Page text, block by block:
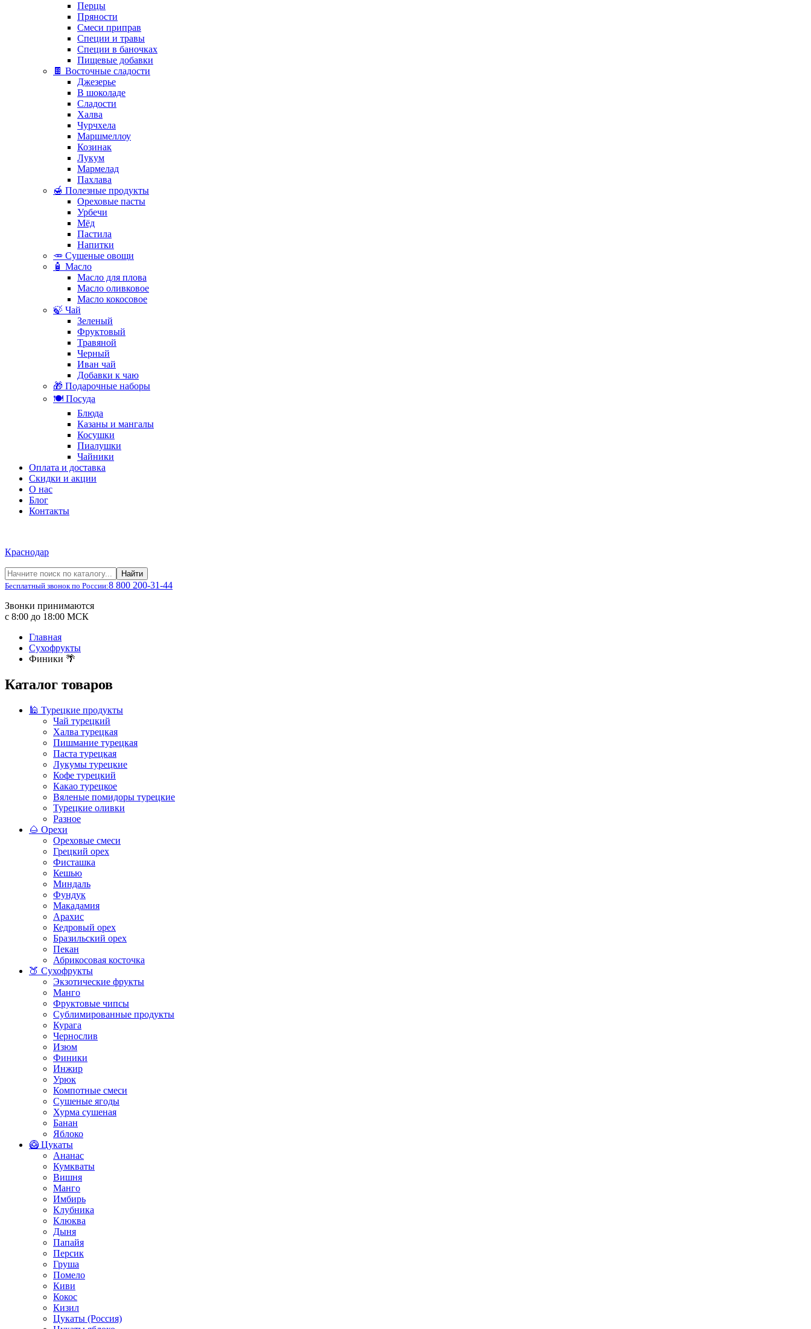
Перцы
Пряности
Смеси приправ
Специи и травы
Специи в баночках
Пищевые добавки
🍫 Восточные сладости
Джезерье
В шоколаде
Сладости
Халва
Чурчхела
Маршмеллоу
Козинак
Лукум
Мармелад
Пахлава
🍯 Полезные продукты
Ореховые пасты
Урбечи
Мёд
Пастила
Напитки
🥕 Сушеные овощи
🧴 Масло
Масло для плова
Масло оливковое
Масло кокосовое
🍃 Чай
Зеленый
Фруктовый
Травяной
Черный
Иван чай
Добавки к чаю
🎁 Подарочные наборы
🍽️ Посуда
Блюда
Казаны и мангалы
Косушки
Пиалушки
Чайники
Оплата и доставка
Скидки и акции
О нас
Блог
Контакты
Краснодар
Найти
Бесплатный звонок по России:8 800 200-31-44
Звонки принимаются
с 8:00 до 18:00 МСК
Главная
Сухофрукты
Финики 🌴
Каталог товаров
🕌 Турецкие продукты
Чай турецкий
Халва турецкая
Пишмание турецкая
Паста турецкая
Лукумы турецкие
Кофе турецкий
Какао турецкое
Вяленые помидоры турецкие
Турецкие оливки
Разное
🌰 Орехи
Ореховые смеси
Грецкий орех
Фисташка
Кешью
Миндаль
Фундук
Макадамия
Арахис
Кедровый орех
Бразильский орех
Пекан
Абрикосовая косточка
🍑 Сухофрукты
Экзотические фрукты
Манго
Фруктовые чипсы
Сублимированные продукты
Курага
Чернослив
Изюм
Финики
Инжир
Урюк
Компотные смеси
Сушеные ягоды
Хурма сушеная
Банан
Яблоко
🥝 Цукаты
Ананас
Кумкваты
Вишня
Манго
Имбирь
Клубника
Клюква
Дыня
Папайя
Персик
Груша
Помело
Киви
Кокос
Кизил
Цукаты (Россия)